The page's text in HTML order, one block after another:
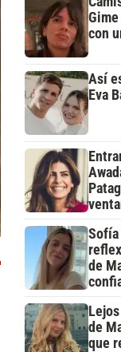
con
Así
Eva
Sofía
de
de
que